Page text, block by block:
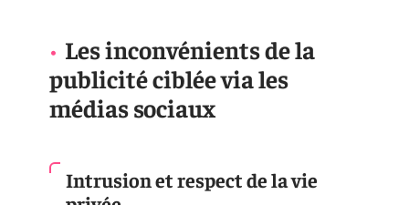
Les inconvénients de la
publicité ciblée via les
médias sociaux
Intrusion et respect de la vie